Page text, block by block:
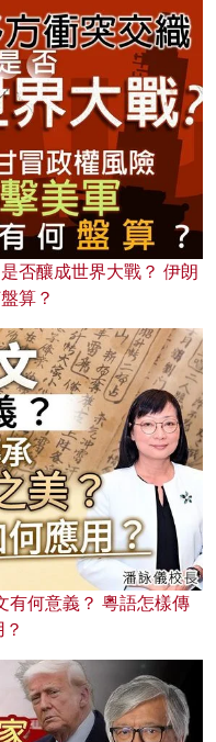
否釀成世界大戰？ 伊朗
算？
有何意義？ 粵語怎樣傳